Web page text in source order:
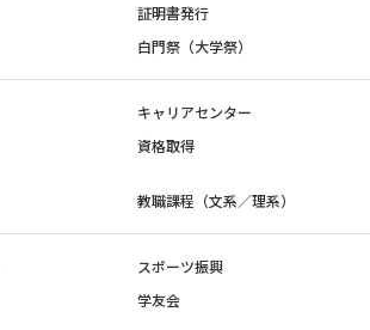
証明書発行
白門祭（大学祭）
キャリアセンター
資格取得
教職課程（文系／理系）
スポーツ振興
学友会